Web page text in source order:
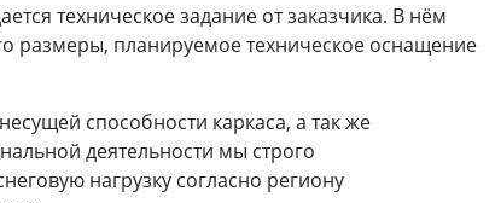
техническое задание от заказчика. В нём
размеры, планируемое техническое оснащение
способности каркаса, а так же
деятельности мы строго
нагрузку согласно региону